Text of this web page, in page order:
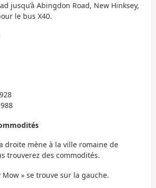
jusqu’à Abingdon Road, New Hinksey,
le bus X40.
droite mène à la ville romaine de
trouverez des commodités.
Mow » se trouve sur la gauche.